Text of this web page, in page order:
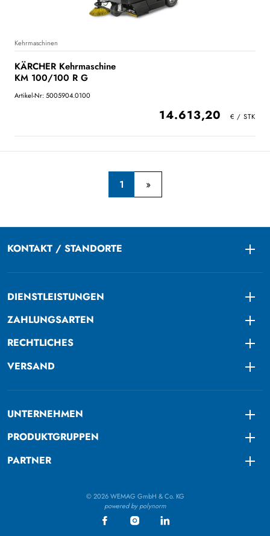
Kehrmaschinen
KÄRCHER Kehrmaschine
KM 100/100 R G
Artikel-Nr: 5005904.0100
14.613,20
1
KONTAKT / STANDORTE
DIENSTLEISTUNGEN
ZAHLUNGSARTEN
RECHTLICHES
VERSAND
UNTERNEHMEN
PRODUKTGRUPPEN
PARTNER
© 2026 WEMAG GmbH & Co. KG
powered by polynorm